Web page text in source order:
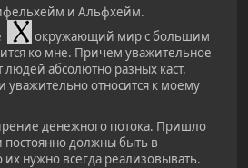
и Альфхейм.
окружающий мир с большим
ко мне. Причем уважительное
абсолютно разных каст.
уважительно относится к моему
денежного потока. Пришло
постоянно должны быть в
их нужно всегда реализовывать.